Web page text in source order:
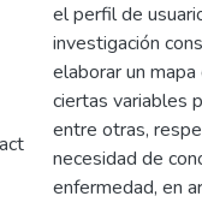
el perfil de
investigación
elaborar un
ciertas variables
entre otras,
necesidad de
enfermedad, en